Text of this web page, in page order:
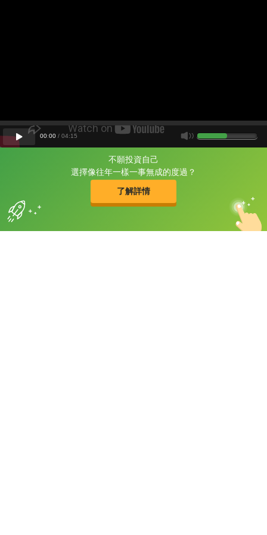
不願投資自己
選擇像往年一樣一事無成的度過？
了解詳情
片尾有
攻其不背
的品牌故事
00:00 / 04:15